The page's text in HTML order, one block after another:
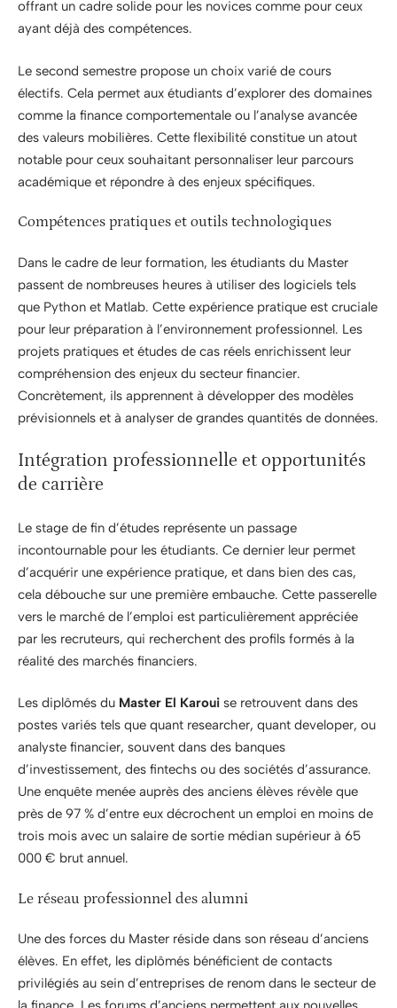
offrant un cadre solide pour les novices comme pour ceux
ayant déjà des compétences.
Le second semestre propose un choix varié de cours
électifs. Cela permet aux étudiants d’explorer des domaines
comme la finance comportementale ou l’analyse avancée
des valeurs mobilières. Cette flexibilité constitue un atout
notable pour ceux souhaitant personnaliser leur parcours
académique et répondre à des enjeux spécifiques.
Compétences pratiques et outils technologiques
Dans le cadre de leur formation, les étudiants du Master
passent de nombreuses heures à utiliser des logiciels tels
que Python et Matlab. Cette expérience pratique est cruciale
pour leur préparation à l’environnement professionnel. Les
projets pratiques et études de cas réels enrichissent leur
compréhension des enjeux du secteur financier.
Concrètement, ils apprennent à développer des modèles
prévisionnels et à analyser de grandes quantités de données.
Intégration professionnelle et opportunités
de carrière
Le stage de fin d’études représente un passage
incontournable pour les étudiants. Ce dernier leur permet
d’acquérir une expérience pratique, et dans bien des cas,
cela débouche sur une première embauche. Cette passerelle
vers le marché de l’emploi est particulièrement appréciée
par les recruteurs, qui recherchent des profils formés à la
réalité des marchés financiers.
Les diplômés du Master El Karoui se retrouvent dans des
postes variés tels que quant researcher, quant developer, ou
analyste financier, souvent dans des banques
d’investissement, des fintechs ou des sociétés d’assurance.
Une enquête menée auprès des anciens élèves révèle que
près de 97 % d’entre eux décrochent un emploi en moins de
trois mois avec un salaire de sortie médian supérieur à 65
000 € brut annuel.
Le réseau professionnel des alumni
Une des forces du Master réside dans son réseau d’anciens
élèves. En effet, les diplômés bénéficient de contacts
privilégiés au sein d’entreprises de renom dans le secteur de